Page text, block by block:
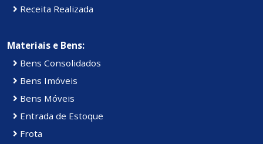
Receita Realizada
Materiais e Bens:
Bens Consolidados
Bens Imóveis
Bens Móveis
Entrada de Estoque
Frota